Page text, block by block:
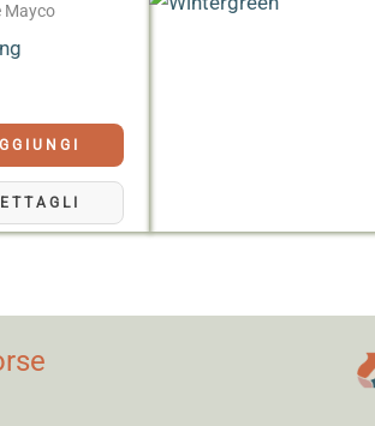
Mayco